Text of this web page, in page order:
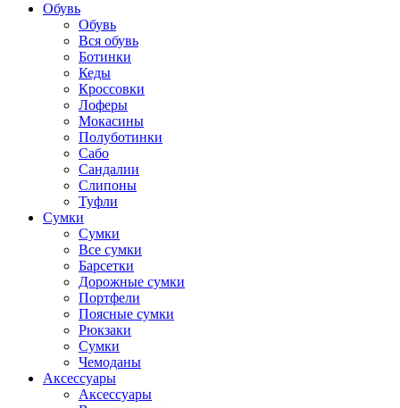
Обувь
Обувь
Вся обувь
Ботинки
Кеды
Кроссовки
Лоферы
Мокасины
Полуботинки
Сабо
Сандалии
Слипоны
Туфли
Сумки
Сумки
Все сумки
Барсетки
Дорожные сумки
Портфели
Поясные сумки
Рюкзаки
Сумки
Чемоданы
Аксессуары
Аксессуары